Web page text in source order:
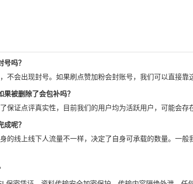
吗？
不会出现封号。如果刷点赞加粉会封账号，我们可以直接靠
被删除了会包补吗？
保证点评真实性，目前我们的用户均为活跃用户，可能会存
呢？
的线上线下人流量不一样，决定了自身可承载的数量。一